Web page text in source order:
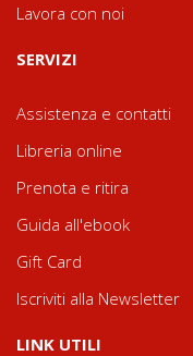
Lavora con noi
SERVIZI
Assistenza e contatti
Libreria online
Prenota e ritira
Guida all'ebook
Gift Card
Iscriviti alla Newsletter
LINK UTILI